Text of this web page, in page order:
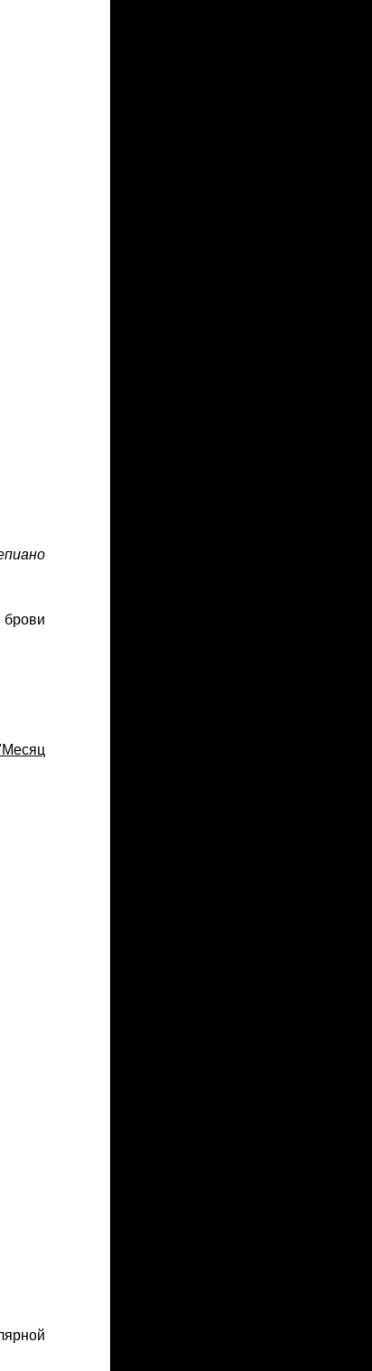
брови